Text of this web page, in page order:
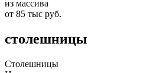
из массива
от 85 тыс руб.
столешницы
Столешницы